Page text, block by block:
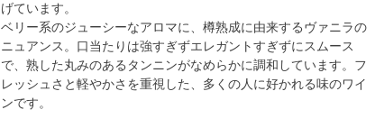
げています。
ベリー系のジューシーなアロマに、樽熟成に由来するヴァニラの
ニュアンス。口当たりは強すぎずエレガントすぎずにスムース
で、熟した丸みのあるタンニンがなめらかに調和しています。フ
レッシュさと軽やかさを重視した、多くの人に好かれる味のワイ
ンです。